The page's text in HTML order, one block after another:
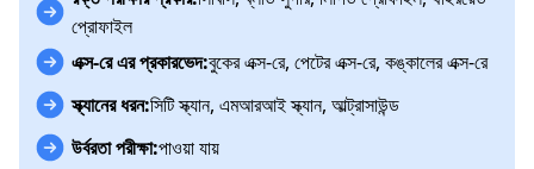
প্রোফাইল
এক্স-রে এর প্রকারভেদ:বুকের এক্স-রে, পেটের এক্স-রে, কঙ্কালের এক্স-রে
স্ক্যানের ধরন:সিটি স্ক্যান, এমআরআই স্ক্যান, আল্ট্রাসাউন্ড
উর্বরতা পরীক্ষা:পাওয়া যায়